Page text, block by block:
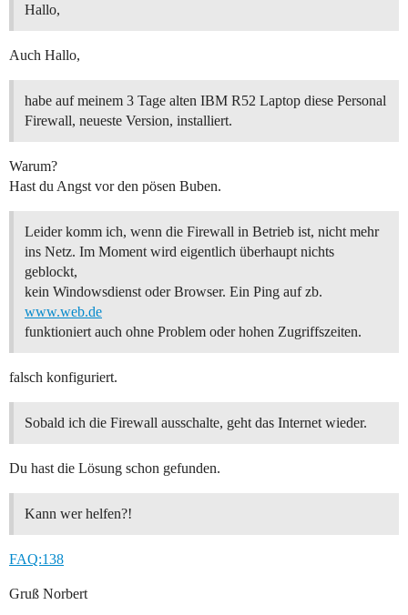
Hallo,
Auch Hallo,
habe auf meinem 3 Tage alten IBM R52 Laptop diese Personal
Firewall, neueste Version, installiert.
Warum?
Hast du Angst vor den pösen Buben.
Leider komm ich, wenn die Firewall in Betrieb ist, nicht mehr
ins Netz. Im Moment wird eigentlich überhaupt nichts
geblockt,
kein Windowsdienst oder Browser. Ein Ping auf zb.
www.web.de
funktioniert auch ohne Problem oder hohen Zugriffszeiten.
falsch konfiguriert.
Sobald ich die Firewall ausschalte, geht das Internet wieder.
Du hast die Lösung schon gefunden.
Kann wer helfen?!
FAQ:138
Gruß Norbert